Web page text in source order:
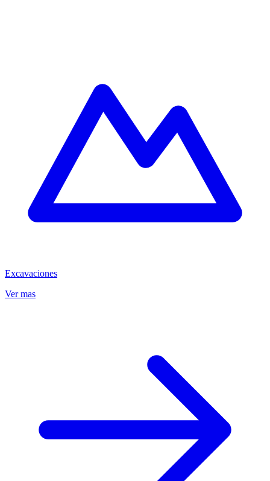
Excavaciones
Ver mas